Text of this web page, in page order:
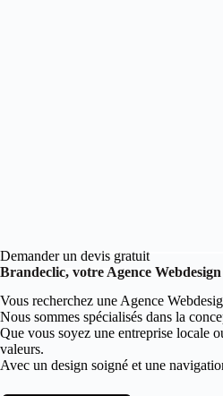
Demander un devis gratuit
Brandeclic, votre Agence
Vous recherchez une Agence
Nous sommes spécialisés dans la
Que vous soyez une entreprise locale
valeurs.
Avec un design soigné et une